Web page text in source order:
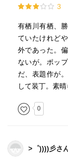
3
有栖川有栖、
ていたけれど
外であった。
ないが。ポッ
だ、表題作が
して装丁。素晴
0
>゜))))彡さ